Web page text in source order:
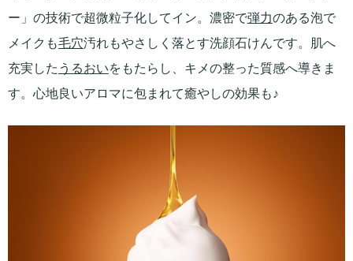
ー」の技術で超微粒子化してイン。濃密で弾力のある泡で
メイクも毛穴汚れもやさしく落とす洗顔石けんです。肌へ
充実した うるおいをもたらし、キメの整った質感へ導きま
す。心地良いアロマに包まれて癒やしの効果も♪